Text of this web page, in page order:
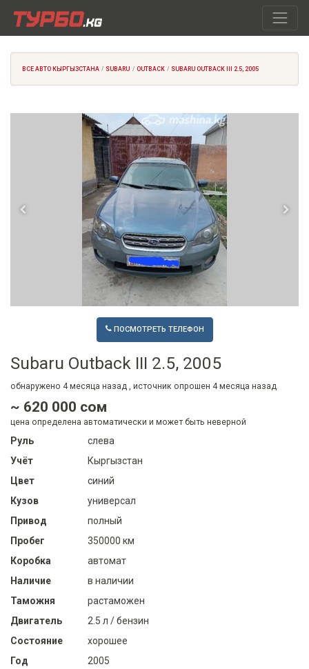
ВСЕ АВТО КЫРГЫЗСТАНА SUBARU OUTBACK SUBARU OUTBACK III 2.5, 2005
ПОСМОТРЕТЬ ТЕЛЕФОН
Subaru Outback III 2.5, 2005
обнаружено 4 месяца назад , источник опрошен 4 месяца назад
~ 620 000 сом
цена определена автоматически и может быть неверной
Руль
слева
Учёт
Кыргызстан
Цвет
синий
Кузов
универсал
Привод
полный
Пробег
350000 км
Коробка
автомат
Наличие
в наличии
Таможня
растаможен
Двигатель
2.5 л / бензин
Состояние
хорошее
Год
2005